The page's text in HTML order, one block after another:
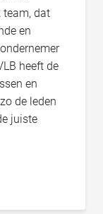
team, dat
en
heeft de
en
de leden
juiste